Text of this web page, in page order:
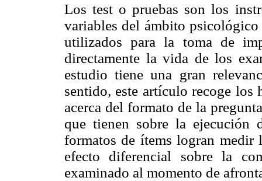
Los test o pruebas son los
variables del ámbito
utilizados para la toma de
directamente la vida de los
estudio tiene una gran
sentido, este artículo recoge los
acerca del formato de la
que tienen sobre la
formatos de ítems logran
efecto diferencial sobre la
examinado al momento de